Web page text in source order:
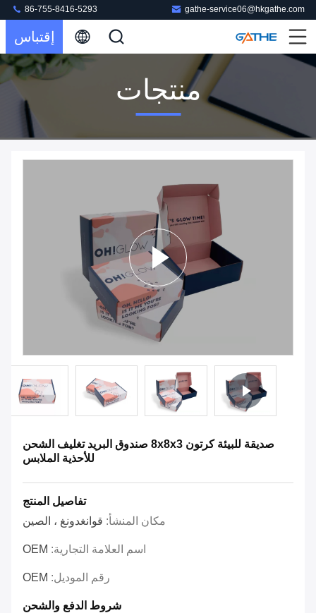
gathe-service06@hkgathe.com
86-755-8416-5293
إقتباس
منتجات
صديقة للبيئة كرتون 8x8x3 صندوق البريد تغليف الشحن
للأحذية الملابس
تفاصيل المنتج
مكان المنشأ: قوانغدونغ ، الصين
اسم العلامة التجارية: OEM
رقم الموديل: OEM
شروط الدفع والشحن